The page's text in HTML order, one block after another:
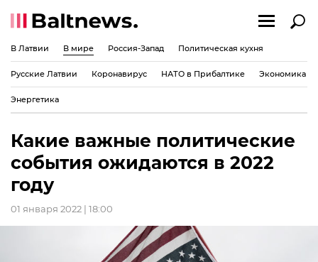
В Латвии В мире Россия-Запад Политическая кухня
Русские Латвии Коронавирус НАТО в Прибалтике Экономика
Энергетика
Какие важные политические
события ожидаются в 2022
году
01 января 2022 | 18:00